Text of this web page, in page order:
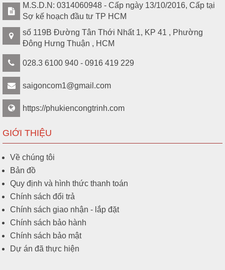
M.S.D.N: 0314060948 - Cấp ngày 13/10/2016, Cấp tại
Sợ kế hoạch đầu tư TP HCM
số 119B Đường Tân Thới Nhất 1, KP 41 , Phường
Đông Hưng Thuận , HCM
028.3 6100 940 - 0916 419 229
saigoncom1@gmail.com
https://phukiencongtrinh.com
GIỚI THIỆU
Về chúng tôi
Bản đồ
Quy định và hình thức thanh toán
Chính sách đổi trả
Chính sách giao nhận - lắp đặt
Chính sách bảo hành
Chính sách bảo mật
Dự án đã thực hiện